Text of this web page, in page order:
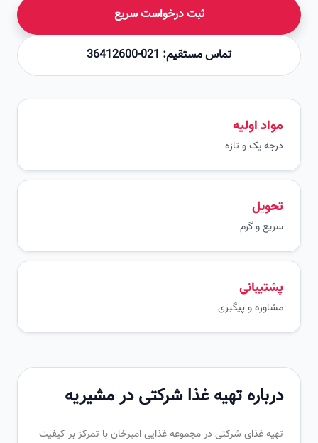
ثبت درخواست سریع
تماس مستقیم: 021-36412600
مواد اولیه
درجه یک و تازه
سریع و گرم
پشتیبانی
مشاوره و پیگیری
درباره تهیه غذا شرکتی در مشیریه
تهیه غذای شرکتی در مجموعه غذایی امیرخان با تمرکز بر کیفیت